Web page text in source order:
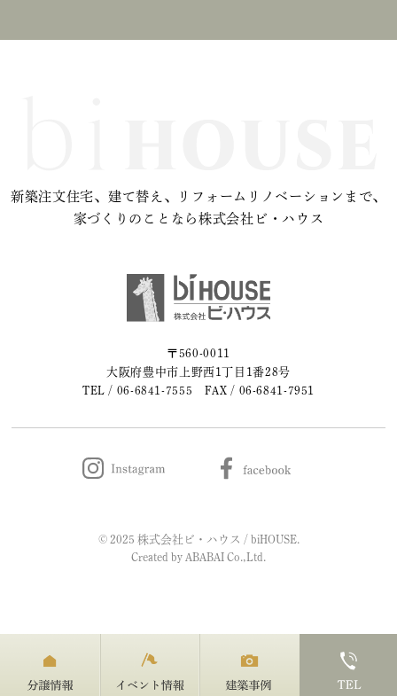
2023年12月 (1)
2023年08月 (2)
2023年04月 (2)
2023年03月 (3)
2023年02月 (2)
2022年09月 (2)
新築注文住宅、建て替え、リフォームリノベーションまで、
家づくりのことなら株式会社ビ・ハウス
〒560-0011
大阪府豊中市上野西1丁目1番28号
TEL / 06-6841-7555 FAX / 06-6841-7951
© 2025 株式会社ビ・ハウス / biHOUSE.
Created by ABABAI Co.,Ltd.